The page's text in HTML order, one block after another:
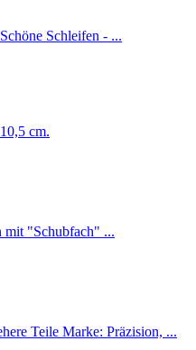
Schleifen - ...
cm.
mit "Schubfach" ...
Teile Marke: Präzision, ...